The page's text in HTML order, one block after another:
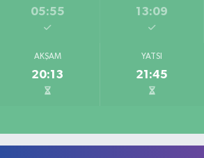
05:55 13:09
AKŞAM
20:13
YATSI
21:45